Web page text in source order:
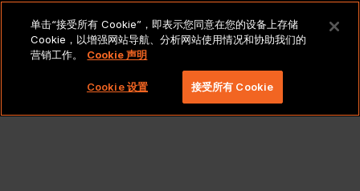
法律声明和政策
版权所有 2026 北京莱博智环球科技有限公司。保留所有
权利。
单击“接受所有 Cookie”，即表示您同意在您的设备上存储
Cookie，以增强网站导航、分析网站使用情况和协助我们的
营销工作。
Cookie 声明
Cookie 设置 接受所有 Cookie